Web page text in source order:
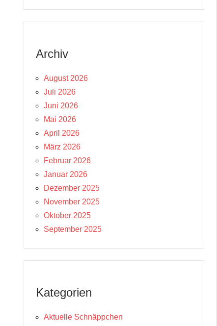
Archiv
August 2026
Juli 2026
Juni 2026
Mai 2026
April 2026
März 2026
Februar 2026
Januar 2026
Dezember 2025
November 2025
Oktober 2025
September 2025
Kategorien
Aktuelle Schnäppchen